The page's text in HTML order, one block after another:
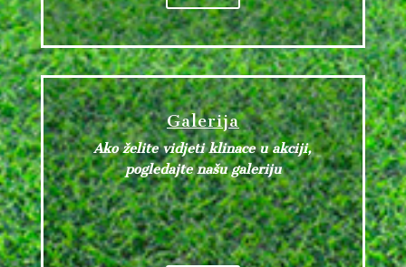
Galerija
Ako želite vidjeti klinace u akciji,
pogledajte našu galeriju